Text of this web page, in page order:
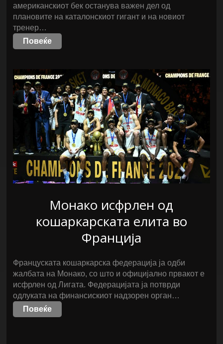
американскиот бек останува важен дел од
плановите на каталонскиот гигант и на новиот
тренер…
Повеќе
Монако исфрлен од
кошаркарската елита во
Франција
Француската кошаркарска федерација ја одби
жалбата на Монако, со што и официјално првакот е
исфрлен од Лигата. Федерацијата ја потврди
одлуката на финансискиот надзорен орган…
Повеќе